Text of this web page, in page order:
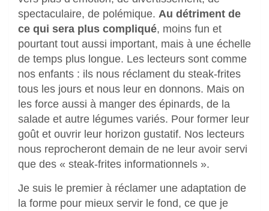
spectaculaire, de polémique. Au détriment de
ce qui sera plus compliqué, moins fun et
pourtant tout aussi important, mais à une échelle
de temps plus longue. Les lecteurs sont comme
nos enfants : ils nous réclament du steak-frites
tous les jours et nous leur en donnons. Mais on
les force aussi à manger des épinards, de la
salade et autre légumes variés. Pour former leur
goût et ouvrir leur horizon gustatif. Nos lecteurs
nous reprocheront demain de ne leur avoir servi
que des « steak-frites informationnels ».
Je suis le premier à réclamer une adaptation de
la forme pour mieux servir le fond, ce que je